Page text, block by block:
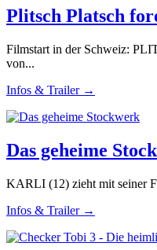
Plitsch Platsch
Filmstart in der Schweiz:
von...
Infos & Trailer →
Das geheime
KARLI (12) zieht mit seiner
Infos & Trailer →